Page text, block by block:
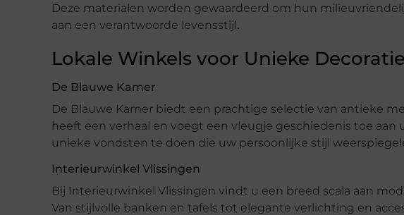
Deze materialen worden gewaardeerd om hun
aan een verantwoorde levensstijl.
Lokale Winkels voor Unieke
De Blauwe Kamer
De Blauwe Kamer biedt een prachtige selectie van antieke
heeft een verhaal en voegt een vleugje geschiedenis toe aan
unieke vondsten te doen die uw persoonlijke stijl
Interieurwinkel Vlissingen
Bij Interieurwinkel Vlissingen vindt u een breed scala aan
Van stijlvolle banken en tafels tot elegante verlichting en